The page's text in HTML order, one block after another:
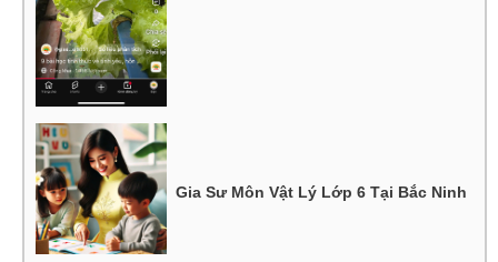
Gia Sư Môn Vật Lý Lớp 6 Tại Bắc Ninh